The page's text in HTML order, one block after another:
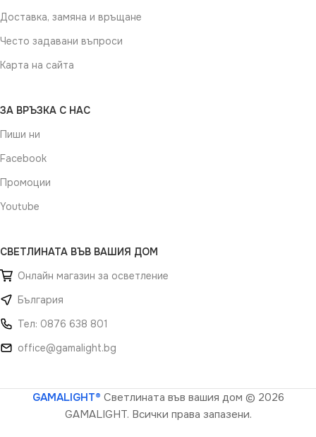
Доставка, замяна и връщане
Често задавани въпроси
Карта на сайта
ЗА ВРЪЗКА С НАС
Пиши ни
Facebook
Промоции
Youtube
СВЕТЛИНАТА ВЪВ ВАШИЯ ДОМ
Онлайн магазин за осветление
България
Тел: 0876 638 801
office@gamalight.bg
GAMALIGHT® Светлината във вашия дом © 2026
GAMALIGHT. Всички права запазени.